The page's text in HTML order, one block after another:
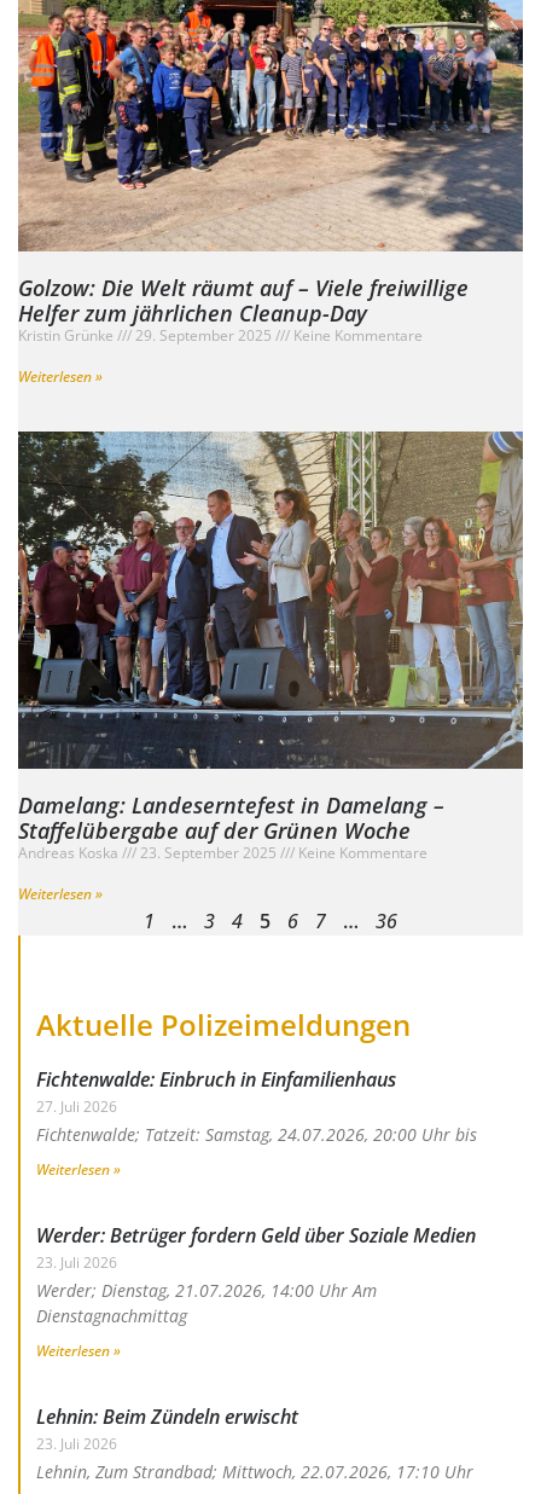
Golzow: Die Welt räumt auf – Viele freiwillige
Helfer zum jährlichen Cleanup-Day
Kristin Grünke 29. September 2025
Keine Kommentare
Weiterlesen »
Damelang: Landeserntefest in Damelang –
Staffelübergabe auf der Grünen Woche
Andreas Koska 23. September 2025
Keine Kommentare
Weiterlesen »
1 … 3 4 5 6 7 … 36
Aktuelle Polizeimeldungen
Fichtenwalde: Einbruch in Einfamilienhaus
27. Juli 2026
Fichtenwalde; Tatzeit: Samstag, 24.07.2026, 20:00 Uhr bis
Weiterlesen »
Werder: Betrüger fordern Geld über Soziale Medien
23. Juli 2026
Werder; Dienstag, 21.07.2026, 14:00 Uhr Am
Dienstagnachmittag
Weiterlesen »
Lehnin: Beim Zündeln erwischt
23. Juli 2026
Lehnin, Zum Strandbad; Mittwoch, 22.07.2026, 17:10 Uhr